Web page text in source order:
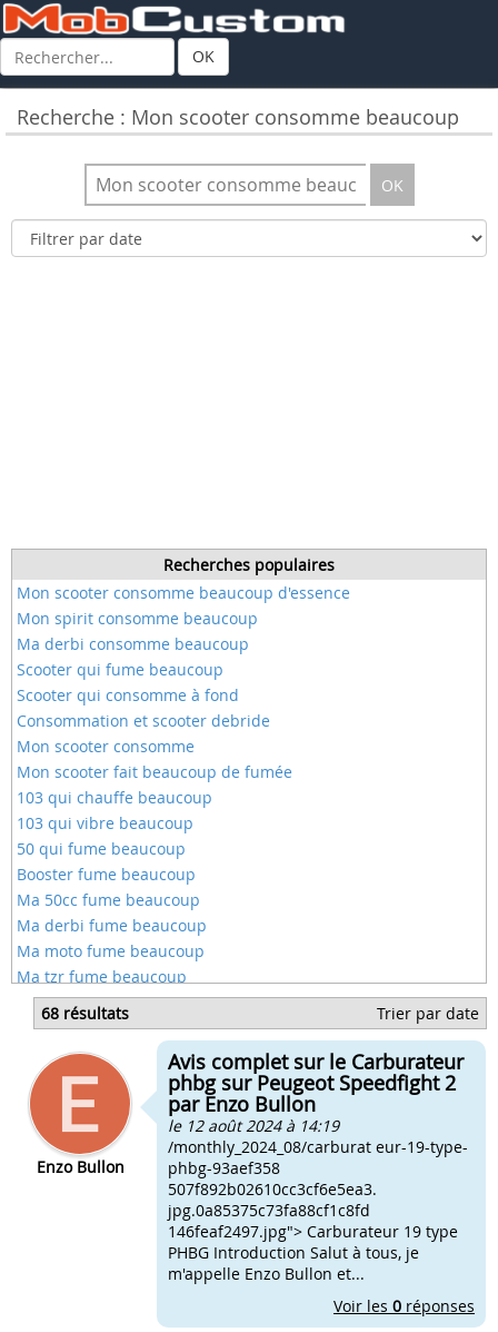
OK
Recherche : Mon scooter consomme beaucoup
OK
Recherches populaires
Mon scooter consomme beaucoup d'essence
Mon spirit consomme beaucoup
Ma derbi consomme beaucoup
Scooter qui fume beaucoup
Scooter qui consomme à fond
Consommation et scooter debride
Mon scooter consomme
Mon scooter fait beaucoup de fumée
103 qui chauffe beaucoup
103 qui vibre beaucoup
50 qui fume beaucoup
Booster fume beaucoup
Ma 50cc fume beaucoup
Ma derbi fume beaucoup
Ma moto fume beaucoup
Ma tzr fume beaucoup
Carbu 21 derbi consommation
Consomation d'une derbi 50
Consommation moyenne moto 50
103 carbu consommation
68 résultats Trier par date
Enzo Bullon
Avis complet sur le Carburateur
phbg sur Peugeot Speedfight 2
par Enzo Bullon
le 12 août 2024 à 14:19
/monthly_2024_08/carburat eur-19-type-
phbg-93aef358
507f892b02610cc3cf6e5ea3.
jpg.0a85375c73fa88cf1c8fd
146feaf2497.jpg"> Carburateur 19 type
PHBG Introduction Salut à tous, je
m'appelle Enzo Bullon et...
Voir les 0 réponses